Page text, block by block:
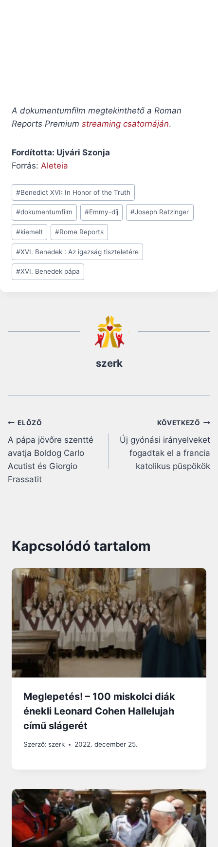
A dokumentumfilm megtekinthető a Roman
Reports Premium streaming csatornáján.
Fordította: Ujvári Szonja
Forrás: Aleteia
Post
Tags:
#Benedict XVI: In Honor of the Truth
#dokumentumfilm #Emmy-díj #Joseph Ratzinger
#kiemelt #Rome Reports
#XVI. Benedek : Az igazság tiszteletére
#XVI. Benedek pápa
szerk
Bejegyzés
navigáció
ELŐZŐ
A pápa jövőre szentté
avatja Boldog Carlo
Acutist és Giorgio
Frassatit
KÖVETKEZŐ
Új gyónási irányelveket
fogadtak el a francia
katolikus püspökök
Kapcsolódó tartalom
Meglepetés! – 100 miskolci diák
énekli Leonard Cohen Hallelujah
című slágerét
Szerző: szerk 2022. december 25.